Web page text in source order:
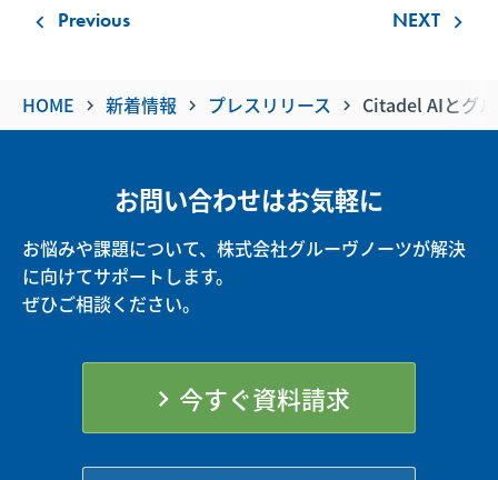
keyboard_arrow_left Previous NEXT keyboard_arrow_right
HOME keyboard_arrow_right 新着情報 keyboard_arrow_right プレスリリース keyboard_arrow_right ​​Citadel AIとグ
お問い合わせはお気軽に
お悩みや課題について、株式会社グルーヴノーツが解決
に向けてサポートします。
ぜひご相談ください。
chevron_right 今すぐ資料請求